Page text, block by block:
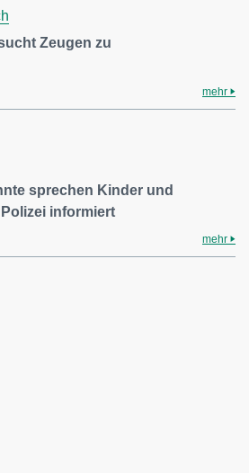
Zeugen zu
mehr
sprechen Kinder und
informiert
mehr